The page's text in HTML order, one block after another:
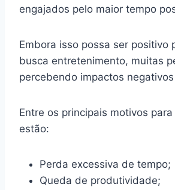
engajados pelo maior tempo
Embora isso possa ser positivo
busca entretenimento, muitas
percebendo impactos
Entre os principais motivos
estão:
Perda excessiva de tempo;
Queda de produtividade;